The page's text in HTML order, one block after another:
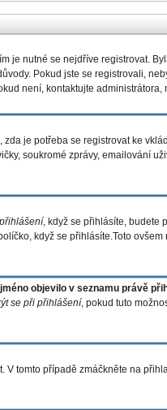
je nutné se nejdříve registrovat.
Pokud jste se registrovali,
není, kontaktujte
zda je potřeba se registrovat ke
soukromé zprávy, emailování
, když se přihlásíte, budete
když se přihlásíte.Toto
objevilo v seznamu právě
se při přihlášení, pokud tuto
V tomto případě zmáčkněte na